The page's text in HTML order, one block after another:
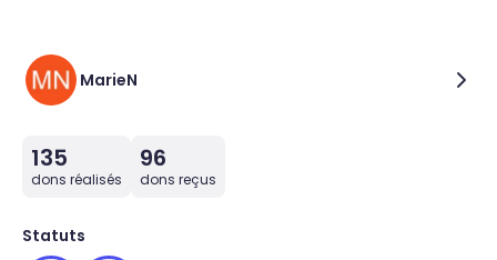
MarieN
135
dons réalisés
96
dons reçus
Statuts